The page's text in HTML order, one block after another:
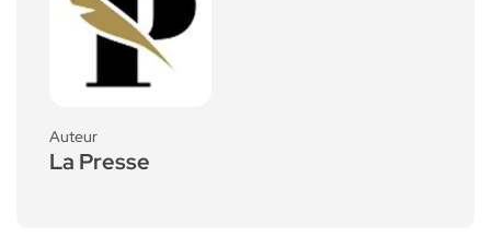
Auteur
La Presse